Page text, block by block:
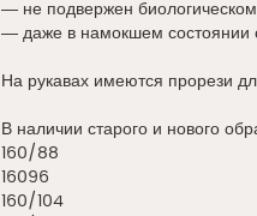
― не подвержен
― даже в намокшем состоянии
На рукавах имеются прорези
В наличии старого и нового
160/88
16096
160/104